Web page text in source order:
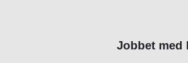
Jobbet med